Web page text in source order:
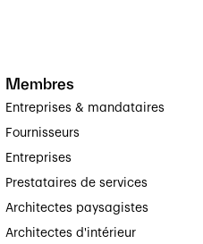
Membres
Entreprises & mandataires
Fournisseurs
Entreprises
Prestataires de services
Architectes paysagistes
Architectes d'intérieur